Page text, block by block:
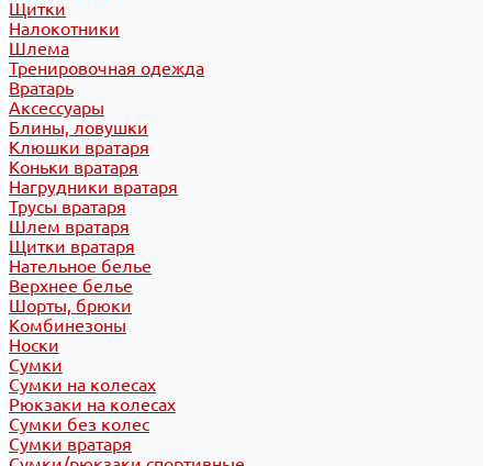
Щитки
Налокотники
Шлема
Тренировочная одежда
Вратарь
Аксессуары
Блины, ловушки
Клюшки вратаря
Коньки вратаря
Нагрудники вратаря
Трусы вратаря
Шлем вратаря
Щитки вратаря
Нательное белье
Верхнее белье
Шорты, брюки
Комбинезоны
Носки
Сумки
Сумки на колесах
Рюкзаки на колесах
Сумки без колес
Сумки вратаря